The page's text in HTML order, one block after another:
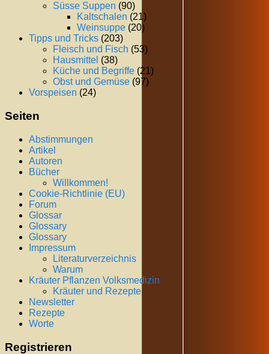
Süsse Suppen (90)
Kaltschalen (21)
Weinsuppe (20)
Tipps und Tricks (203)
Fleisch und Fisch (53)
Hausmittel (38)
Küche und Begriffe (21)
Obst und Gemüse (97)
Vorspeisen (24)
Seiten
Abstimmungen
Artikel
Autoren
Bücher
Willkommen!
Cookie-Richtlinie (EU)
Forum
Glossar
Glossary
Glossary
Impressum
Literaturverzeichnis
Warum
Kräuter Pflanzen Volksmedizin
Kräuter und Rezepte
Newsletter
Rezepte
Worte
Registrieren